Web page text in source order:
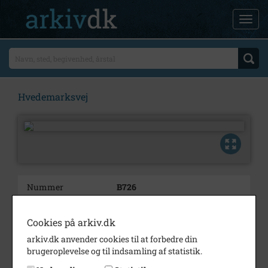
Hvedemarksvej
Nummer
B726
Beskrivelse
Årstal
1949
Cookies på arkiv.dk
arkiv.dk anvender cookies til at forbedre din
brugeroplevelse og til indsamling af statistik.